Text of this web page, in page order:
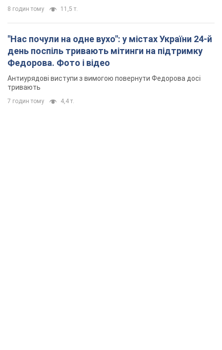
8 годин тому 11,5 т.
"Нас почули на одне вухо": у містах України 24-й
день поспіль тривають мітинги на підтримку
Федорова. Фото і відео
Антиурядові виступи з вимогою повернути Федорова досі
тривають
7 годин тому 4,4 т.